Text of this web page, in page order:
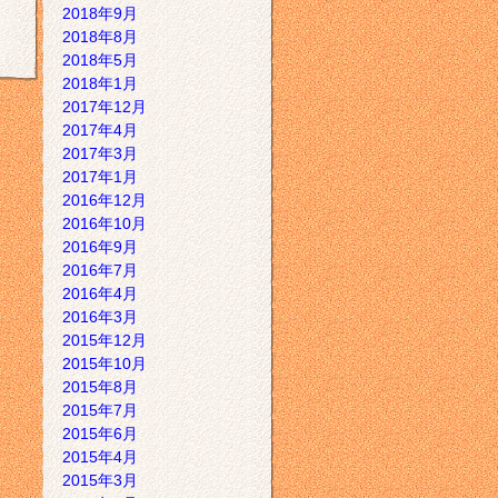
2018年9月
2018年8月
2018年5月
2018年1月
2017年12月
2017年4月
2017年3月
2017年1月
2016年12月
2016年10月
2016年9月
2016年7月
2016年4月
2016年3月
2015年12月
2015年10月
2015年8月
2015年7月
2015年6月
2015年4月
2015年3月